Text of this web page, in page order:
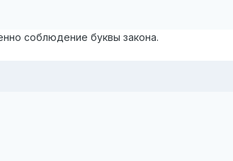
соблюдение буквы закона.